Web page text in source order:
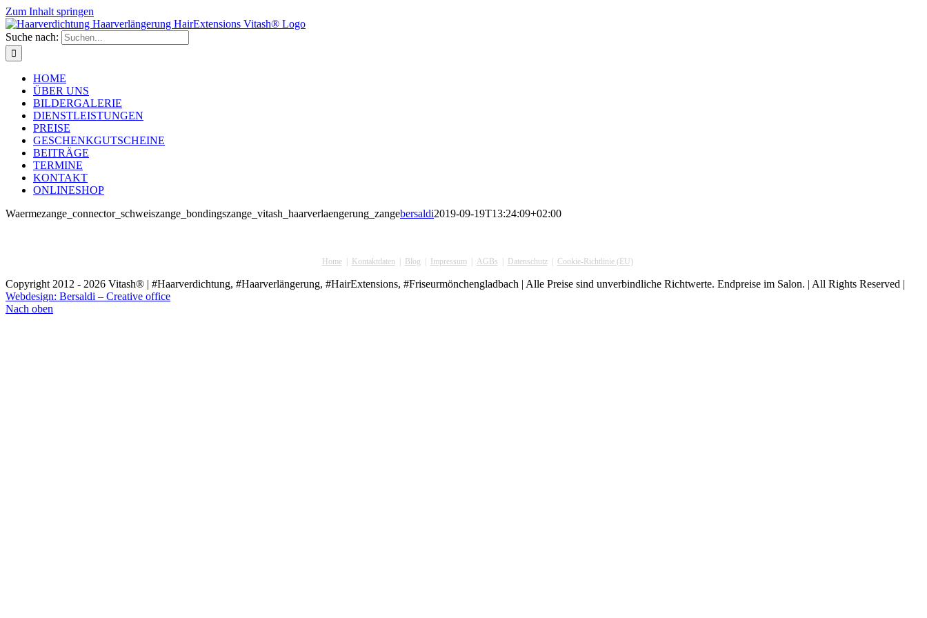
Zum Inhalt springen
Suche nach:
HOME
ÜBER UNS
BILDERGALERIE
DIENSTLEISTUNGEN
PREISE
GESCHENKGUTSCHEINE
BEITRÄGE
TERMINE
KONTAKT
ONLINESHOP
Waermezange_connector_schweiszange_bondingszange_vitash_haarverlaengerung_zangebersaldi2019-09-19T13:24:09+02:00
Home Kontaktdaten Blog Impressum AGBs Datenschutz Cookie-Richtlinie (EU)
Copyright 2012 - 2026 Vitash® | #Haarverdichtung, #Haarverlängerung, #HairExtensions, #Friseurmönchengladbach | Alle Preise sind unverbindliche Richtwerte. Endpreise im Salon. | All Rights Reserved |
Webdesign: Bersaldi – Creative office
Nach oben